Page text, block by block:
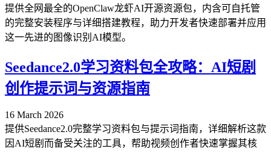
提供全网最全的OpenClaw龙虾AI开源资源包，内含可自托管
的完整安装程序与详细搭建教程，助力开发者快速部署并应用
这一先进的图像识别AI模型。
Seedance2.0学习资料包全攻略：AI短剧
创作提示词与资源指南
16 March 2026
提供Seedance2.0完整学习资料包与提示词指南，详细解析这款
因AI短剧而备受关注的工具，帮助视频创作者快速掌握其核